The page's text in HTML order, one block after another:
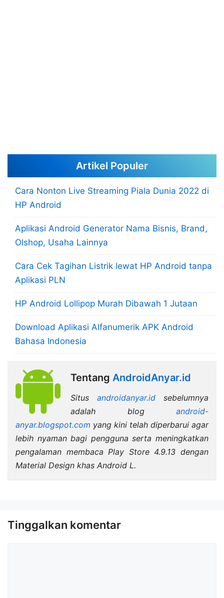
Artikel Populer
Cara Nonton Live Streaming Piala Dunia 2022 di
HP Android
Aplikasi Android Generator Nama Bisnis, Brand,
Olshop, Usaha Lainnya
Cara Cek Tagihan Listrik lewat HP Android tanpa
Aplikasi PLN
HP Android Lollipop Murah Dibawah 1 Jutaan
Download Aplikasi Alfanumerik APK Android
Bahasa Indonesia
Tentang AndroidAnyar.id
Situs androidanyar.id sebelumnya
adalah blog android-
anyar.blogspot.com yang kini telah diperbarui agar
lebih nyaman bagi pengguna serta meningkatkan
pengalaman membaca Play Store 4.9.13 dengan
Material Design khas Android L.
Tinggalkan komentar